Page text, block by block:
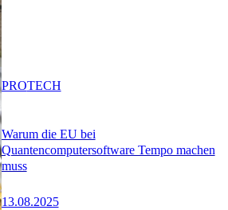
Warum die EU bei
Quantencomputersoftware Tempo machen
muss
13.08.2025
PROTECH